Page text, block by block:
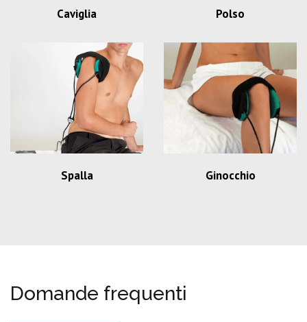
Caviglia Polso
Spalla Ginocchio
Domande frequenti